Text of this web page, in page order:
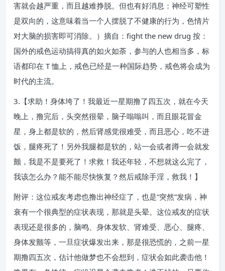
害就会越严重，而且越难挣脱。但也有好消息：神经可塑性
是双向的，这意味着当一个人摆脱了不健康的行为，色情片
对大脑的损害即可消除。）摘自：fight the new drug 按：
国外的戒色运动搞得真的如火如荼，参与的人也相当多，标
语都印在 T 恤上，戒色已经是一种国际趋势，戒色将会成为
时代的主流。
3.【求助！身体垮了！我最近一星期撸了四五次，就在今天
晚上，撸完后，头突然很晕，脑子嗡嗡叫，而且眼花冒金
星，身上都是软的，然后肾感觉很难受，而且恶心，吃不进
饭，腿疼死了！另外我腿都是软的，站一会或者蹲一会就发
颤，我是不是要死了！求救！我还年轻，不想就这么完了，
我该怎么办？能不能尽快恢复？然后戒除手淫，救我！】
附评：这位戒友考虑也撸出神经症了，也是“突然”发病，神
衰有一个很典型的症状表现，那就是头晕。这位戒友的症状
表现还是很多的，脑鸣、身体发软、肾难受、恶心、腿疼、
身体发颤等，一旦症状爆发出来，那是很恐慌的，之前一星
期撸四五次，估计他做梦也不会想到，症状会如此袭击他！